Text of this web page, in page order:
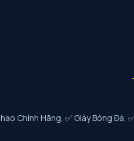
Chính Hãng, ✅ Giày Bóng